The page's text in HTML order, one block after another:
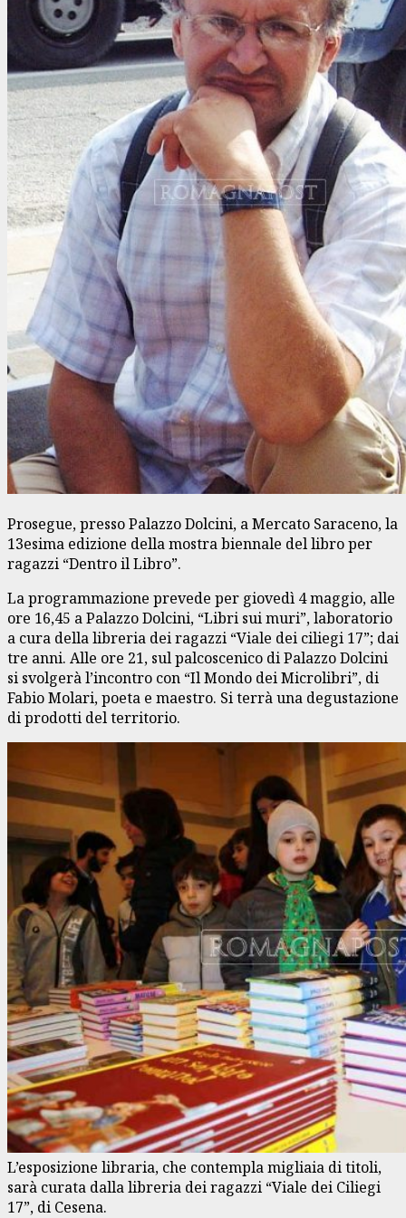
Prosegue, presso Palazzo Dolcini, a Mercato Saraceno, la
13esima edizione della mostra biennale del libro per
ragazzi “Dentro il Libro”.
La programmazione prevede per giovedì 4 maggio, alle
ore 16,45 a Palazzo Dolcini, “Libri sui muri”, laboratorio
a cura della libreria dei ragazzi “Viale dei ciliegi 17”; dai
tre anni. Alle ore 21, sul palcoscenico di Palazzo Dolcini
si svolgerà l’incontro con “Il Mondo dei Microlibri”, di
Fabio Molari, poeta e maestro. Si terrà una degustazione
di prodotti del territorio.
L’esposizione libraria, che contempla migliaia di titoli,
sarà curata dalla libreria dei ragazzi “Viale dei Ciliegi
17”, di Cesena.